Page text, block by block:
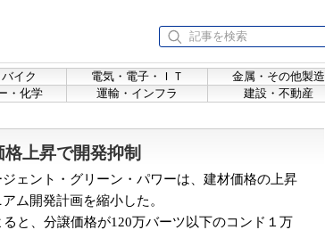
イク 電気・電子・ＩＴ 金属・その他製造
・化学 運輸・インフラ 建設・不動産
上昇で開発抑制
ェント・グリーン・パワーは、建材価格の上昇
ム開発計画を縮小した。
と、分譲価格が120万バーツ以下のコンド１万